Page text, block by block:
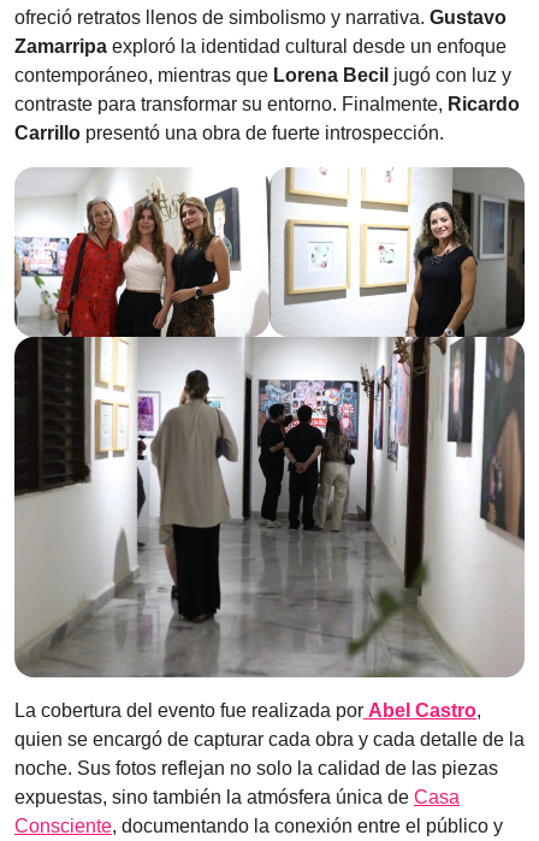
ofreció retratos llenos de simbolismo y narrativa. Gustavo
Zamarripa exploró la identidad cultural desde un enfoque
contemporáneo, mientras que Lorena Becil jugó con luz y
contraste para transformar su entorno. Finalmente, Ricardo
Carrillo presentó una obra de fuerte introspección.
La cobertura del evento fue realizada por Abel Castro,
quien se encargó de capturar cada obra y cada detalle de la
noche. Sus fotos reflejan no solo la calidad de las piezas
expuestas, sino también la atmósfera única de Casa
Consciente, documentando la conexión entre el público y